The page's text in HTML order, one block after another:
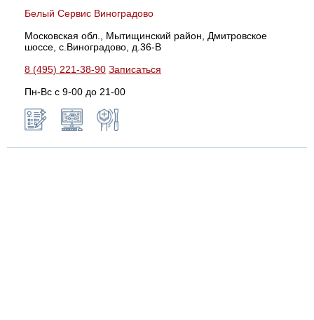
Белый Сервис Виноградово
Московская обл., Мытищинский район, Дмитровское
шоссе, с.Виноградово, д.36-В
8 (495) 221-38-90 Записаться
Пн-Вс с 9-00 до 21-00